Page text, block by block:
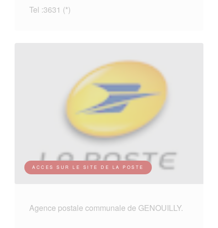
Tel :3631 (*)
ACCES SUR LE SITE DE LA POSTE
Agence postale communale de GENOUILLY.